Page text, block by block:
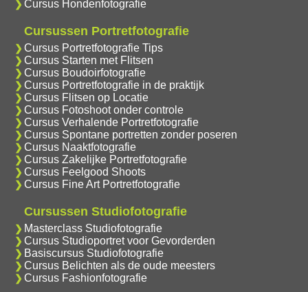
Cursus Hondenfotografie
Cursussen Portretfotografie
Cursus Portretfotografie Tips
Cursus Starten met Flitsen
Cursus Boudoirfotografie
Cursus Portretfotografie in de praktijk
Cursus Flitsen op Locatie
Cursus Fotoshoot onder controle
Cursus Verhalende Portretfotografie
Cursus Spontane portretten zonder poseren
Cursus Naaktfotografie
Cursus Zakelijke Portretfotografie
Cursus Feelgood Shoots
Cursus Fine Art Portretfotografie
Cursussen Studiofotografie
Masterclass Studiofotografie
Cursus Studioportret voor Gevorderden
Basiscursus Studiofotografie
Cursus Belichten als de oude meesters
Cursus Fashionfotografie